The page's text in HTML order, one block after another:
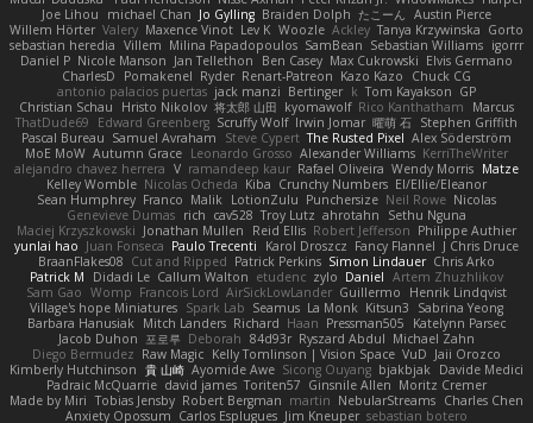
Joe Lihou
michael Chan Jo Gylling Braiden Dolph たこーん Austin Pierce
Willem Hörter Valery Maxence Vinot Lev K Woozle Ackley Tanya Krzywinska Gorto
sebastian heredia Villem Milina Papadopoulos SamBean Sebastian Williams igorrr
Daniel P Nicole Manson Jan Tellethon Ben Casey Max Cukrowski Elvis Germano
CharlesD
Pomakenel Ryder Renart-Patreon Kazo Kazo
Chuck CG
antonio palacios puertas jack manzi Bertinger k Tom Kayakson GP
Christian Schau
Hristo Nikolov 将太郎 山田 kyomawolf Rico Kanthatham
Marcus
ThatDude69
Edward Greenberg Scruffy Wolf Irwin Jomar 曜萌 石 Stephen Griffith
Pascal Bureau Samuel Avraham Steve Cypert The Rusted Pixel Alex Söderström
MoE MoW Autumn Grace Leonardo Grosso Alexander Williams KerriTheWriter
alejandro chavez herrera V ramandeep kaur Rafael Oliveira Wendy Morris Matze
Kelley Womble Nicolas Ocheda Kiba Crunchy Numbers El/Ellie/Eleanor
Sean Humphrey Franco Malik LotionZulu Punchersize Neil Rowe Nicolas
Genevieve Dumas rich cav528 Troy Lutz ahrotahn
Sethu Nguna
Maciej Krzyszkowski Jonathan Mullen Reid Ellis Robert Jefferson Philippe Authier
yunlai hao Juan Fonseca Paulo Trecenti Karol Droszcz Fancy Flannel J Chris Druce
BraanFlakes08 Cut and Ripped Patrick Perkins Simon Lindauer Chris Arko
Patrick M
Didadi Le Callum Walton etudenc zylo Daniel Artem Zhuzhlikov
Sam Gao Womp Francois Lord AirSickLowLander Guillermo
Henrik Lindqvist
Village's hope Miniatures Spark Lab Seamus La Monk Kitsun3
Sabrina Yeong
Barbara Hanusiak Mitch Landers Richard Haan Pressman505
Katelynn Parsec
Jacob Duhon 포로루 Deborah 84d93r Ryszard Abdul Michael Zahn
Diego Bermudez Raw Magic Kelly Tomlinson | Vision Space VuD Jaii Orozco
Kimberly Hutchinson 貴 山崎 Ayomide Awe Sicong Ouyang bjakbjak Davide Medici
Padraic McQuarrie david james Toriten57 Ginsnile Allen Moritz Cremer
Made by Miri Tobias Jensby Robert Bergman martin NebularStreams Charles Chen
Anxiety Opossum Carlos Esplugues Jim Kneuper sebastian botero